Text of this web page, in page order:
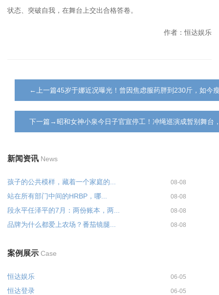
状态、突破自我，在舞台上交出合格答卷。
作者：恒达娱乐
←上一篇45岁于娜近况曝光！曾因焦虑服药胖到230斤，如今
下一篇→昭和女神小泉今日子官宣停工！冲绳巡演成暂别舞台
新闻资讯 News
孩子的公共模样，藏着一个家庭的... 08-08
站在所有部门中间的HRBP，哪... 08-08
段永平任泽平的7月：两份账本，两... 08-08
品牌为什么都爱上农场？番茄镜腿... 08-08
案例展示 Case
恒达娱乐 06-05
恒达登录 06-05